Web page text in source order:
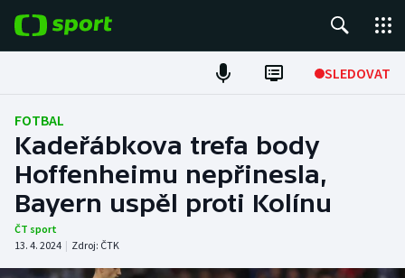
SLEDOVAT
Fotbal
Hokej
Tenis
Atletika
FOTBAL
Kadeřábkova trefa body
Hoffenheimu nepřinesla,
Bayern uspěl proti Kolínu
ČT sport
13. 4. 2024 | Zdroj: ČTK